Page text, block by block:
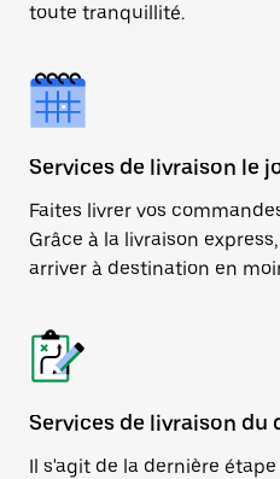
toute tranquillité.
Services de livraison le
Faites livrer vos
Grâce à la livraison
arriver à destination en
Services de livraison du
Il s'agit de la dernière